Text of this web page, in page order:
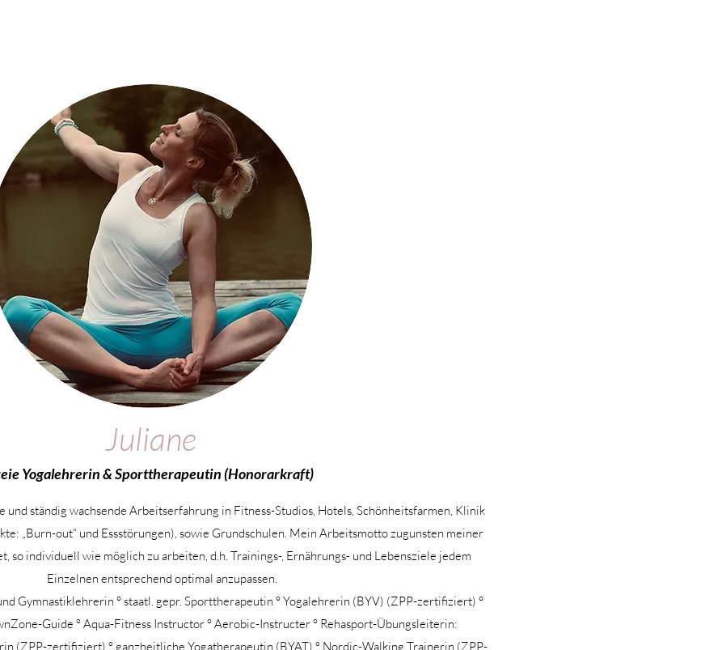
Juliane
Yogalehrerin & Sporttherapeutin (Honorarkraft)
und ständig wachsende Arbeitserfahrung in Fitness-Studios, Hotels, Schönheitsfarmen, Klinik
„Burn-out“ und Essstörungen), sowie Grundschulen. Mein Arbeitsmotto zugunsten meiner
so individuell wie möglich zu arbeiten, d.h. Trainings-, Ernährungs- und Lebensziele jedem
Einzelnen entsprechend optimal anzupassen.
Gymnastiklehrerin ° staatl. gepr. Sporttherapeutin ° Yogalehrerin (BYV) (ZPP-zertifiziert) °
Guide ° Aqua-Fitness Instructor ° Aerobic-Instructer ° Rehasport-Übungsleiterin:
(ZPP-zertifiziert) ° ganzheitliche Yogatherapeutin (BYAT) ° Nordic-Walking Trainerin (ZPP-